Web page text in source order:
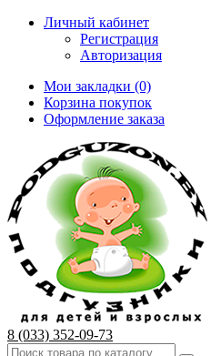
Личный кабинет
Регистрация
Авторизация
Мои закладки (0)
Корзина покупок
Оформление заказа
8 (033) 352-09-73